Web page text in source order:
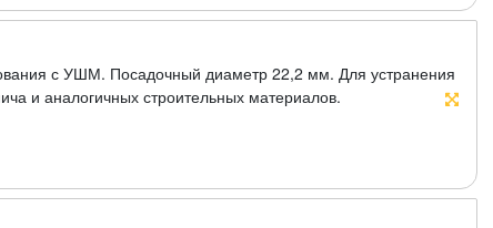
с УШМ. Посадочный диаметр 22,2 мм. Для устранения
и аналогичных строительных материалов.
охлаждение и отвод отработанного материала,
сталь, режущая кромка - расплав с техническими